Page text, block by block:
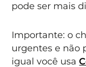
pode ser mais
Importante: o
urgentes e não
igual você usa